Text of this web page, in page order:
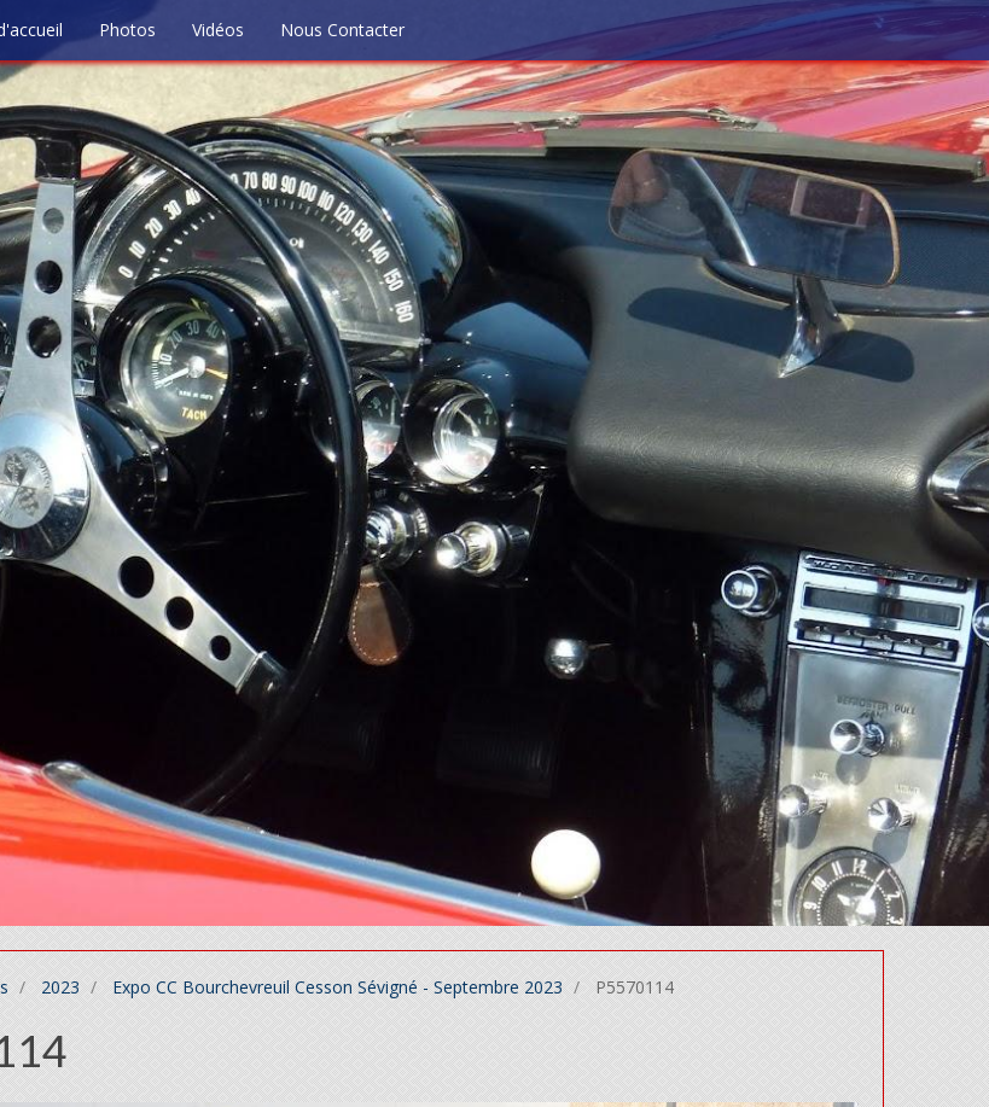
Photos Vidéos Nous Contacter
2023 Expo CC Bourchevreuil Cesson Sévigné - Septembre 2023 P5570114